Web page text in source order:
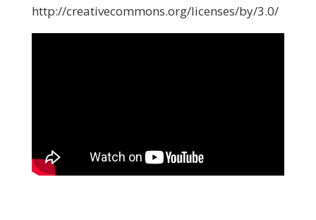
http://creativecommons.org/licenses/by/3.0/